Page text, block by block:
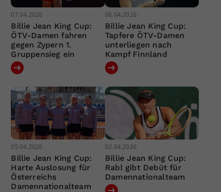
07.04.2026
Billie Jean King Cup:
ÖTV-Damen fahren
gegen Zypern 1.
Gruppensieg ein
06.04.2026
Billie Jean King Cup:
Tapfere ÖTV-Damen
unterliegen nach
Kampf Finnland
05.04.2026
Billie Jean King Cup:
Harte Auslosung für
Österreichs
Damennationalteam
02.04.2026
Billie Jean King Cup:
Rabl gibt Debüt für
Damennationalteam